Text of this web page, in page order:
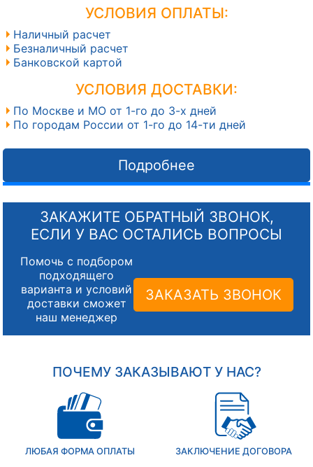
УСЛОВИЯ ОПЛАТЫ:
Наличный расчет
Безналичный расчет
Банковской картой
УСЛОВИЯ ДОСТАВКИ:
По Москве и МО от 1-го до 3-х дней
По городам России от 1-го до 14-ти дней
Подробнее
ЗАКАЖИТЕ ОБРАТНЫЙ ЗВОНОК,
ЕСЛИ У ВАС ОСТАЛИСЬ ВОПРОСЫ
Помочь с подбором
подходящего
варианта и условий
доставки сможет
наш менеджер
ЗАКАЗАТЬ ЗВОНОК
ПОЧЕМУ ЗАКАЗЫВАЮТ У НАС?
ЛЮБАЯ ФОРМА ОПЛАТЫ ЗАКЛЮЧЕНИЕ ДОГОВОРА